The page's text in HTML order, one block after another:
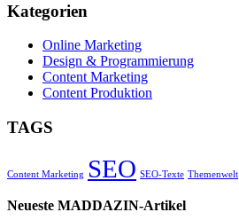
Kategorien
Online Marketing
Design & Programmierung
Content Marketing
Content Produktion
TAGS
Content Marketing SEO SEO-Texte Themenwelt
Neueste MADDAZIN-Artikel